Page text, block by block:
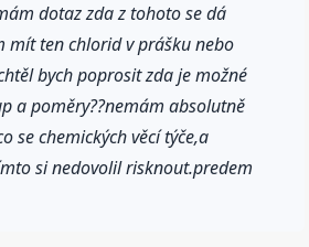
dotaz zda z tohoto se dá
mít ten chlorid v prášku nebo
bych poprosit zda je možné
a poměry??nemám absolutně
se chemických věcí týče,a
si nedovolil risknout.predem